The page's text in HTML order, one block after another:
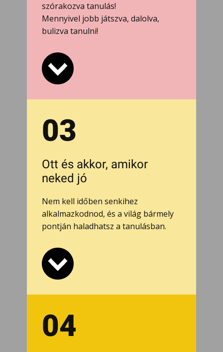
szórakozva tanulás!
Mennyivel jobb játszva, dalolva,
bulizva tanulni!
03
Ott és akkor, amikor
neked jó
Nem kell időben senkihez
alkalmazkodnod, és a világ bármely
pontján haladhatsz a tanulásban.
04